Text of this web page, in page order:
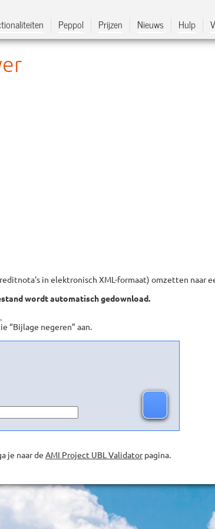
Peppol Prijzen Nieuws Hulp
in elektronisch XML-formaat) omzetten naar
wordt automatisch gedownload.
“Bijlage negeren” aan.
je naar de AMI Project UBL Validatorpagina.